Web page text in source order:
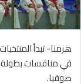
هرمنا- تبدأ
في منافسات بطولة
صوفيا.